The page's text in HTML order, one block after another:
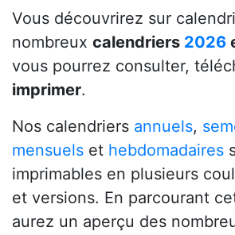
Vous découvrirez sur
nombreux calendriers 2026
vous pourrez consulter,
imprimer.
Nos calendriers annuels,
mensuels et hebdomadaires
imprimables en plusieurs
et versions. En parcourant
aurez un aperçu des